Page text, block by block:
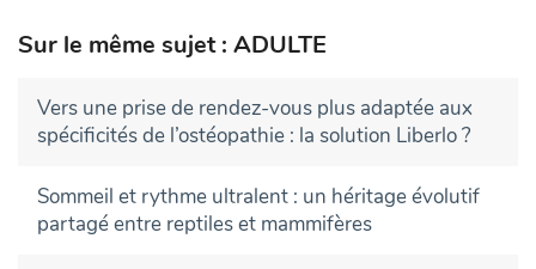
Sur le même sujet : ADULTE
Vers une prise de rendez-vous plus adaptée aux
spécificités de l’ostéopathie : la solution Liberlo ?
Sommeil et rythme ultralent : un héritage évolutif
partagé entre reptiles et mammifères